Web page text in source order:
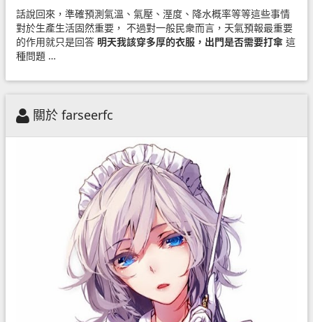
話說回來，準確預測氣溫、氣壓、溼度、降水概率等等這些事情
對於生產生活固然重要， 不過對一般民衆而言，天氣預報最重要
的作用就只是回答 明天我該穿多厚的衣服，出門是否需要打傘 這
種問題 …
關於 farseerfc